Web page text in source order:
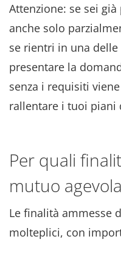
Attenzione: se sei
anche solo
se rientri in una
presentare la
senza i requisiti
rallentare i tuoi piani
Per quali
mutuo
Le finalità ammesse
molteplici, con